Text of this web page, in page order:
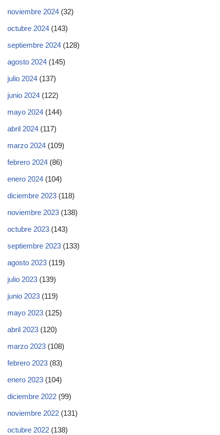
noviembre 2024 (32)
octubre 2024 (143)
septiembre 2024 (128)
agosto 2024 (145)
julio 2024 (137)
junio 2024 (122)
mayo 2024 (144)
abril 2024 (117)
marzo 2024 (109)
febrero 2024 (86)
enero 2024 (104)
diciembre 2023 (118)
noviembre 2023 (138)
octubre 2023 (143)
septiembre 2023 (133)
agosto 2023 (119)
julio 2023 (139)
junio 2023 (119)
mayo 2023 (125)
abril 2023 (120)
marzo 2023 (108)
febrero 2023 (83)
enero 2023 (104)
diciembre 2022 (99)
noviembre 2022 (131)
octubre 2022 (138)